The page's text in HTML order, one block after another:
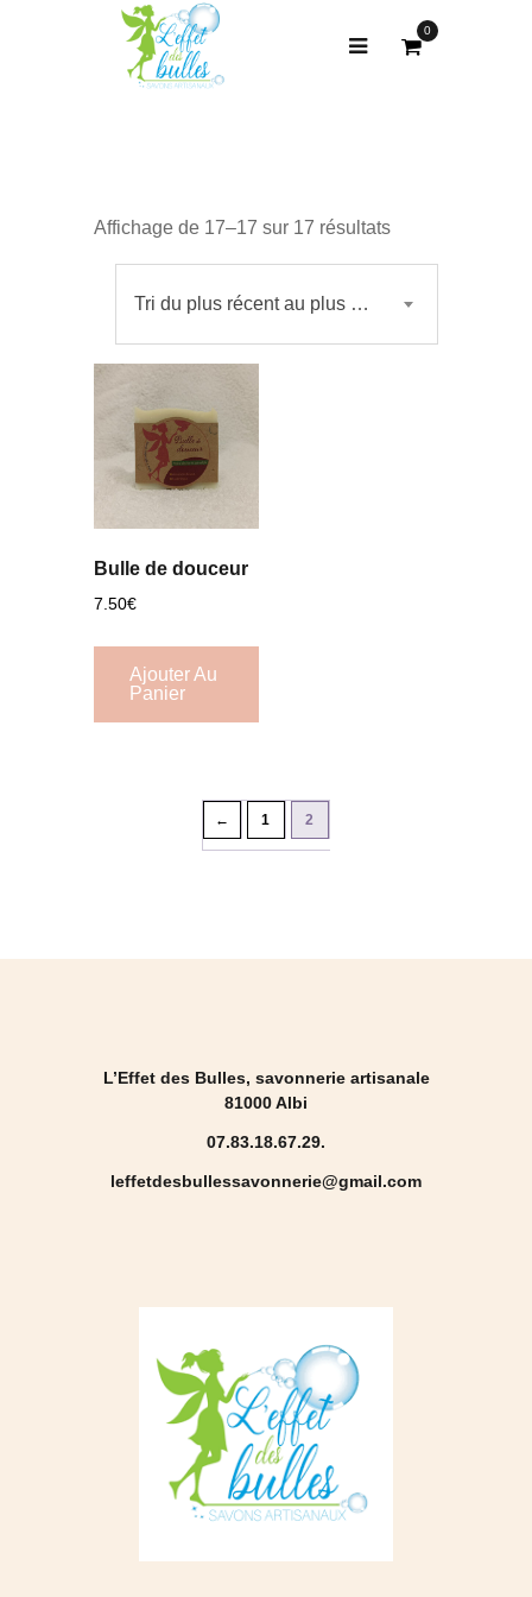
0
Affichage de 17–17 sur 17 résultats
Tri du plus récent au plus ancien
Bulle de douceur
7.50€
Ajouter Au
Panier
← 1 2
L’Effet des Bulles, savonnerie artisanale
81000 Albi
07.83.18.67.29.
leffetdesbullessavonnerie@gmail.com